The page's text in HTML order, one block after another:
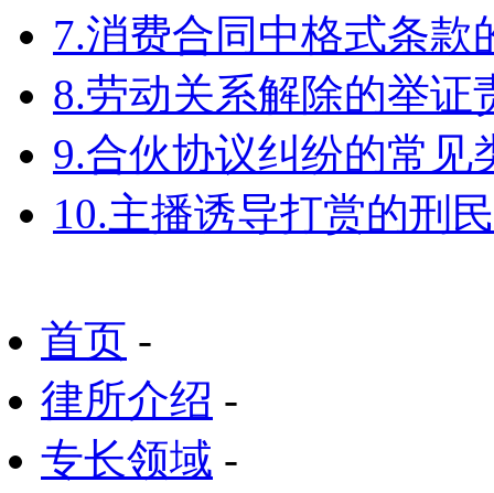
7.消费合同中格式条款
8.劳动关系解除的举证
9.合伙协议纠纷的常见
10.主播诱导打赏的刑
首页 -
律所介绍 -
专长领域 -